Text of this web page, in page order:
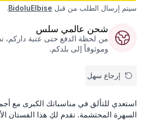
سيتم إرسال الطلب من قبل BidoluElbise
.
شحن عالمي سلس
من لحظة الدفع حتى عتبة داركم،
وموثوقاً إلى بلدكم.
إرجاع سهل
استعدي للتألق في مناسباتك الكبرى مع
السهرة المحتشمة. نقدم لكِ هذا الفستان